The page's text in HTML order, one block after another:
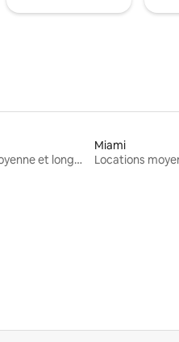
Locations moyenne et longue durée
Miami